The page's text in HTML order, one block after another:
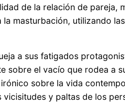
de la relación de pareja,
masturbación, utilizando
a sus fatigados
sobre el vacío que rodea a
sobre la vida
y paltas de los